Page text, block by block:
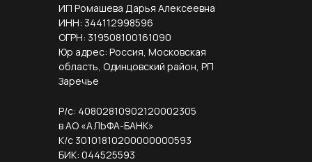
ИП Ромашева Дарья Алексеевна
ИНН: 344112998596
ОГРН: 319508100161090
Юр адрес: Россия, Московская
область, Одинцовский район, РП
Заречье
Р/с: 40802810902120002305
в АО «АЛЬФА-БАНК»
К/с 30101810200000000593
БИК: 044525593